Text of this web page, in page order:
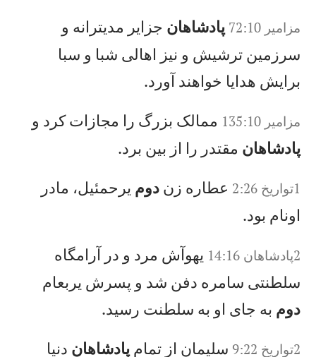
مزامير 72:10 پادشاهان جزاير مديترانه و
سرزمين ترشيش و نيز اهالی شبا و سبا
برايش هدايا خواهند آورد.
مزامير 135:10
ممالک بزرگ را مجازات كرد و
پادشاهان مقتدر را از بين برد.
1تواريخ 2:26 عطاره زندوم يرحمئيل، مادر
اونام بود.
2پادشاهان 14:16
يهوآش مرد و در آرامگاه
سلطنتی سامره دفن شد و پسرش يربعام
دوم به جای او به سلطنت رسيد.
2تواريخ 9:22 سليمان از تمامپادشاهان دنيا